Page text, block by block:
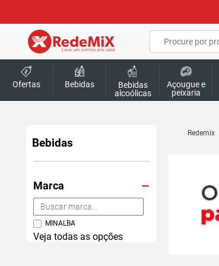
Ofertas Bebidas
Bebidas
alcoólicas
Açougue e
peixaria
Bebidas
Marca
MINALBA
Veja todas as opções
redemix